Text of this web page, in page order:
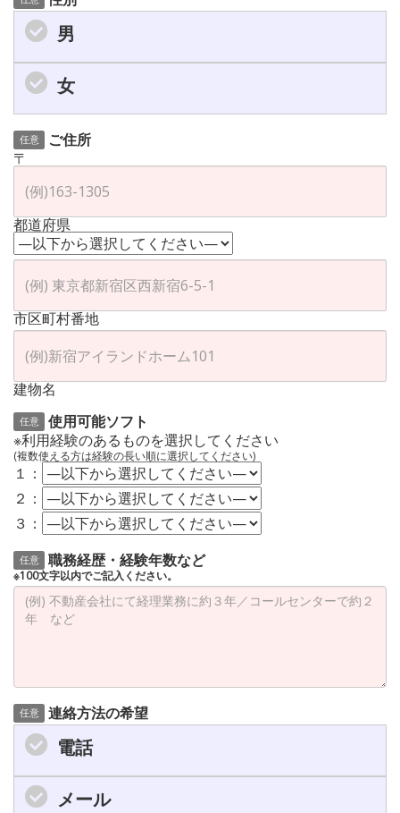
男
女
任意
ご住所
〒
都道府県
市区町村番地
建物名
任意
使用可能ソフト
※利用経験のあるものを選択してください
(複数使える方は経験の長い順に選択してください)
１：
２：
３：
任意 職務経歴・経験年数など
※100文字以内でご記入ください。
任意 連絡方法の希望
電話
メール